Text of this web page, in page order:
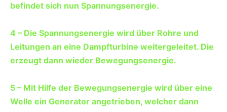
befindet sich nun Spannungsenergie.
4 – Die Spannungsenergie wird über Rohre und
Leitungen an eine Dampfturbine weitergeleitet. Die
erzeugt dann wieder Bewegungsenergie.
5 – Mit Hilfe der Bewegungsenergie wird über eine
Welle ein Generator angetrieben, welcher dann